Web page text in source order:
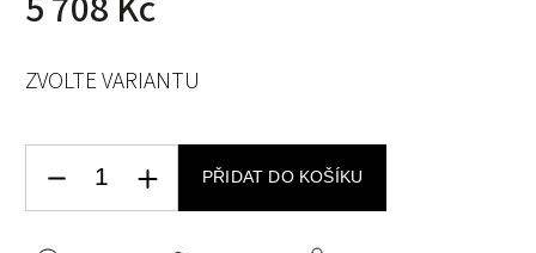
ZVOLTE VARIANTU
PŘIDAT DO KOŠÍKU